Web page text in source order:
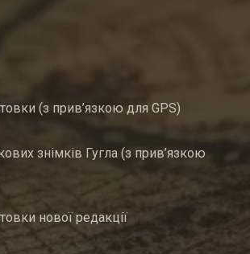
(з прив’язкою для GPS)
знімків Гугла (з прив’язкою
нової редакції